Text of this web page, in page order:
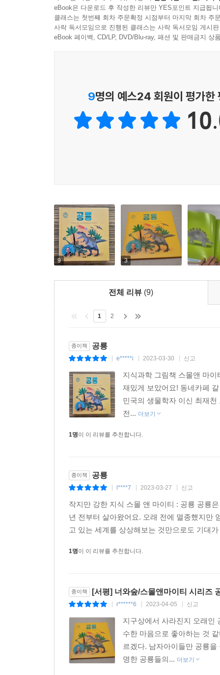
eBook은 다운로드 후 작성한 리뷰만 YES포인트 지급됩니
클래스는 첫번째 회차 주문확정 시점부터 마지막 회차 주
사락 독서모임으로 진행된 클래스는 사락 독서모임 게시
eBook 페이백, CD/LP, DVD/Blu-ray, 패션 및 판매금지 상
9명의 예스24 회원이 평가한
9 3
전체 리뷰 (9)
1 2
종이책 공룡
e*****i 2023-03-30 신고
지식과학 그림책 스몰앤 마
재밌게 보았어요! 동네카페
민국의 생물학자 이신 최재
전... 더보기
1명이 이 리뷰를 추천합니다.
종이책 공룡
l****7 2023-03-27 신고
작지만 강한 지식 스몰 앤 마이티 : 공룡 공룡
년 전부터 살아왔어요. 오래 전에 멸종했지만
고 있는 세계를 상상해보는 것만으로도 기대
1명이 이 리뷰를 추천합니다.
종이책 [서평] 너와숲/스몰앤마이티 시리즈
r******6 2023-04-05 신고
지구상에서 사라진지 오래인
수한 마음으로 좋아하는 것
르겠다. 남자아이들만 공룡
명한 공룡들의... 더보기